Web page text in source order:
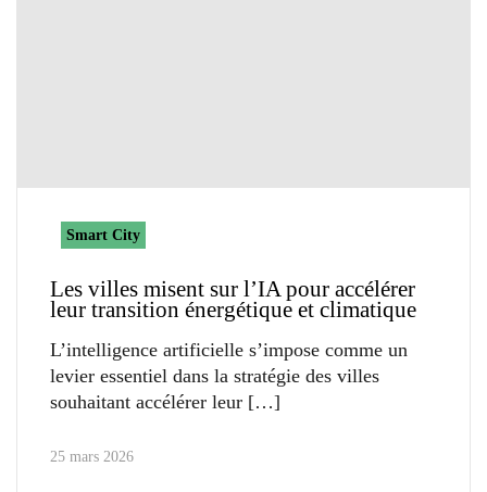
Smart City
Les villes misent sur l’IA pour accélérer
leur transition énergétique et climatique
L’intelligence artificielle s’impose comme un
levier essentiel dans la stratégie des villes
souhaitant accélérer leur
25 mars 2026